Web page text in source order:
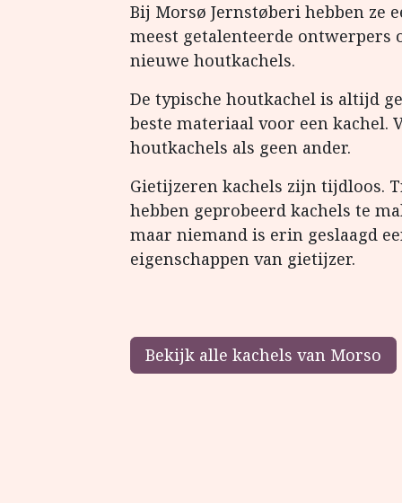
Bij Morsø Jernstøberi hebben ze
meest getalenteerde ontwerpers
nieuwe houtkachels.
De typische houtkachel is altijd
beste materiaal voor een kachel.
houtkachels als geen ander.
Gietijzeren kachels zijn tijdloos.
hebben geprobeerd kachels te
maar niemand is erin geslaagd
eigenschappen van gietijzer.
Bekijk alle kachels van Morso